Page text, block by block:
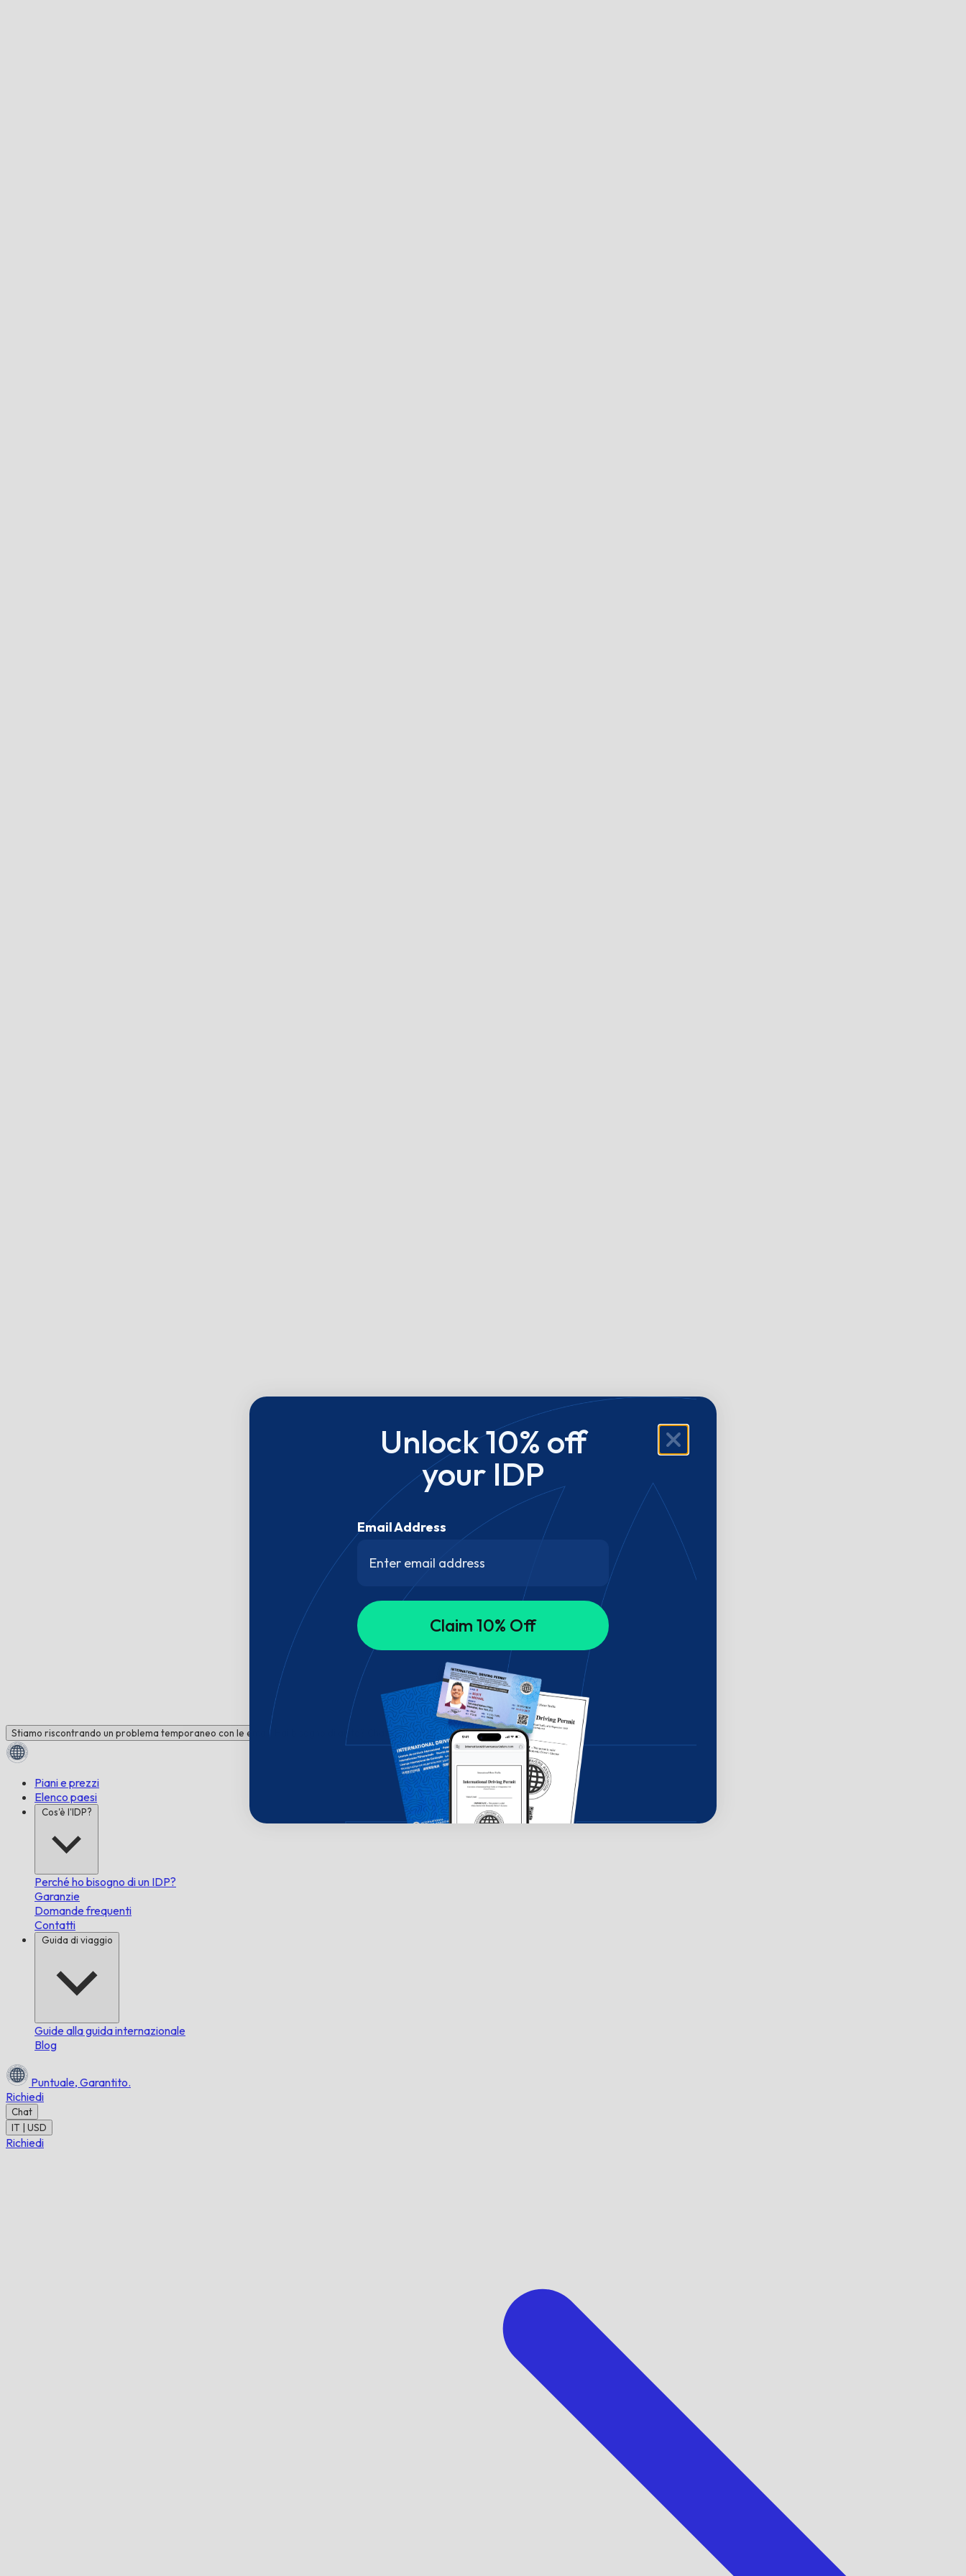
Stiamo riscontrando un problema temporaneo con le email. Hai bisogno di aiuto? Chatta con noi!
Piani e prezzi
Elenco paesi
Cos'è l'IDP?
Perché ho bisogno di un IDP?
Garanzie
Domande frequenti
Contatti
Guida di viaggio
Guide alla guida internazionale
Blog
Puntuale, Garantito.
Richiedi
Chat
IT | USD
Richiedi
Unlock 10% off
your IDP
Email Address
Claim 10% Off